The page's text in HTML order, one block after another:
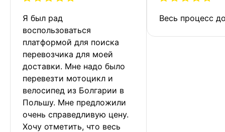
Я был рад
воспользоваться
платформой для поиска
перевозчика для моей
доставки. Мне надо было
перевезти мотоцикл и
велосипед из Болгарии в
Польшу. Мне предложили
очень справедливую цену.
Хочу отметить, что весь
Весь процесс